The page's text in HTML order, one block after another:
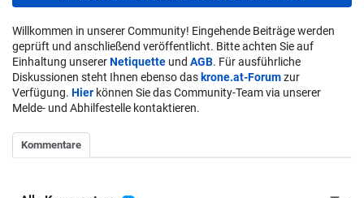
Willkommen in unserer Community! Eingehende Beiträge werden
geprüft und anschließend veröffentlicht. Bitte achten Sie auf
Einhaltung unsererNetiquette und AGB. Für ausführliche
Diskussionen steht Ihnen ebenso das krone.at-Forumzur
Verfügung. Hier können Sie das Community-Team via unserer
Melde- und Abhilfestelle kontaktieren.